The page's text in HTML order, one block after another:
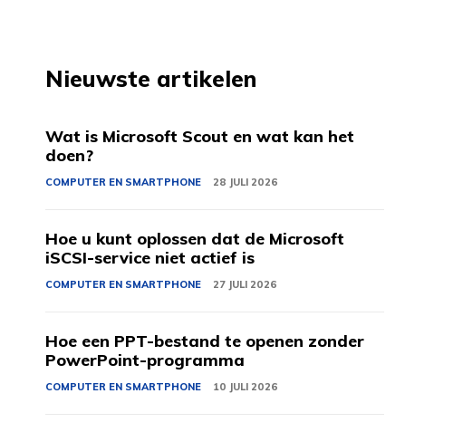
Nieuwste artikelen
Wat is Microsoft Scout en wat kan het
doen?
COMPUTER EN SMARTPHONE 28 JULI 2026
Hoe u kunt oplossen dat de Microsoft
iSCSI-service niet actief is
COMPUTER EN SMARTPHONE 27 JULI 2026
Hoe een PPT-bestand te openen zonder
PowerPoint-programma
COMPUTER EN SMARTPHONE 10 JULI 2026